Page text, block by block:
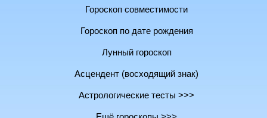
Гороскоп совместимости
Гороскоп по дате рождения
Лунный гороскоп
Асцендент (восходящий знак)
Астрологические тесты >>>